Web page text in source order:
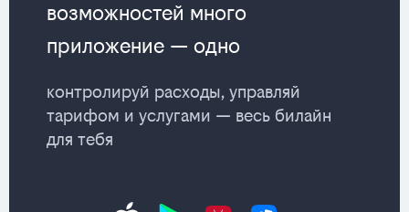
возможностей много
приложение — одно
контролируй расходы, управляй
тарифом и услугами — весь билайн
для тебя